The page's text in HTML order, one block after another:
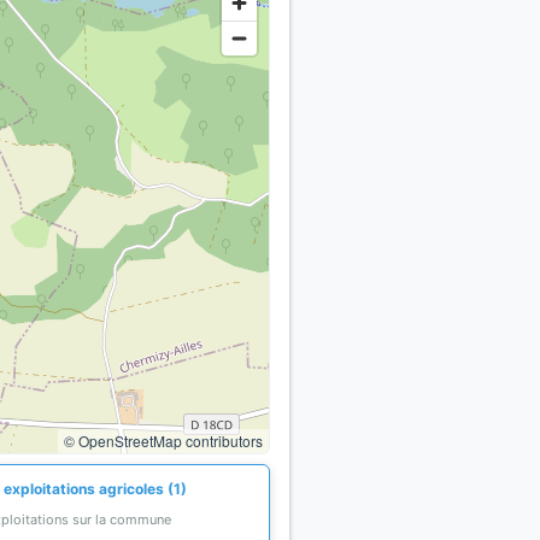
© OpenStreetMap contributors
agricoles (1)
sur la commune